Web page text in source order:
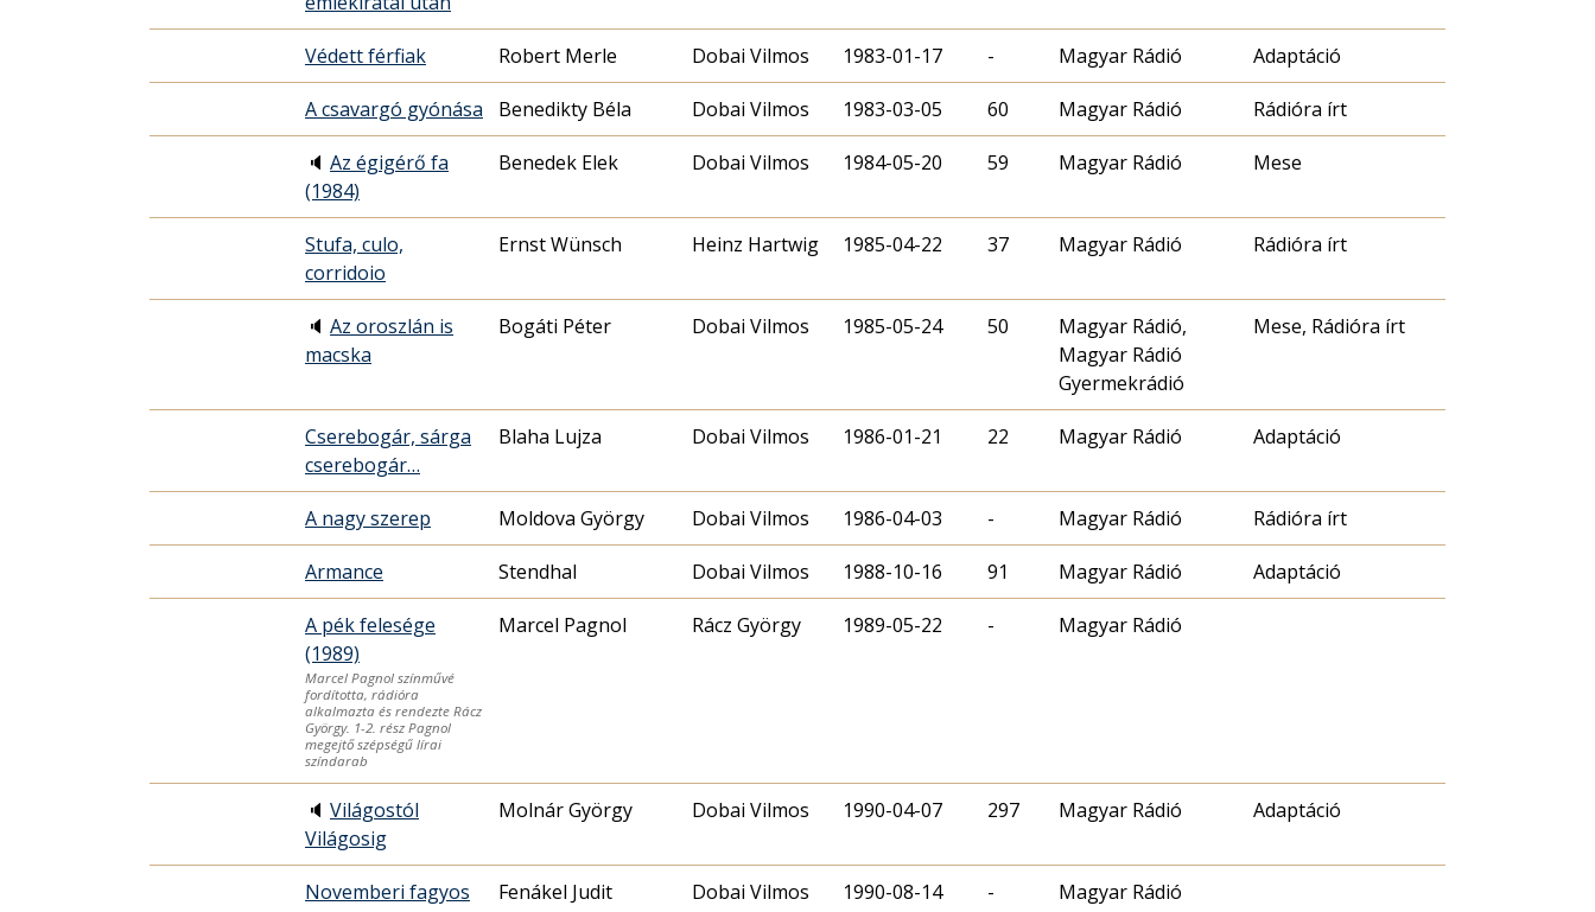
Védett férfiak Robert Merle Dobai Vilmos 1983-01-17 - Magyar Rádió Adaptáció
A csavargó gyónása Benedikty Béla Dobai Vilmos 1983-03-05 60 Magyar Rádió Rádióra írt
🔈 Az égigérő fa
(1984)
Benedek Elek Dobai Vilmos 1984-05-20 59 Magyar Rádió Mese
Stufa, culo,
corridoio
Ernst Wünsch Heinz Hartwig 1985-04-22 37 Magyar Rádió Rádióra írt
🔈 Az oroszlán is
macska
Bogáti Péter Dobai Vilmos 1985-05-24 50
Magyar Rádió,
Magyar Rádió
Gyermekrádió
Mese, Rádióra írt
Cserebogár, sárga
cserebogár…
Blaha Lujza Dobai Vilmos 1986-01-21 22 Magyar Rádió Adaptáció
A nagy szerep Moldova György Dobai Vilmos 1986-04-03 - Magyar Rádió Rádióra írt
Armance Stendhal Dobai Vilmos 1988-10-16 91 Magyar Rádió Adaptáció
A pék felesége
(1989)
Marcel Pagnol színművé
fordította, rádióra
alkalmazta és rendezte Rácz
György. 1-2. rész Pagnol
megejtő szépségű lírai
színdarab
Marcel Pagnol Rácz György 1989-05-22 - Magyar Rádió
🔈 Világostól
Világosig
Molnár György Dobai Vilmos 1990-04-07 297 Magyar Rádió Adaptáció
Novemberi fagyos
Fenákel Judit Dobai Vilmos 1990-08-14 - Magyar Rádió